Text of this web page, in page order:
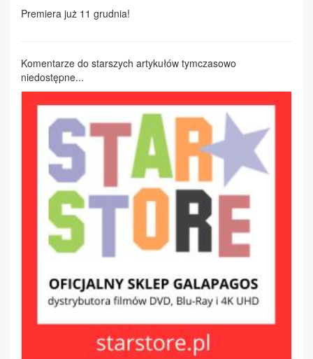
Premiera już 11 grudnia!
Komentarze do starszych artykułów tymczasowo
niedostępne...